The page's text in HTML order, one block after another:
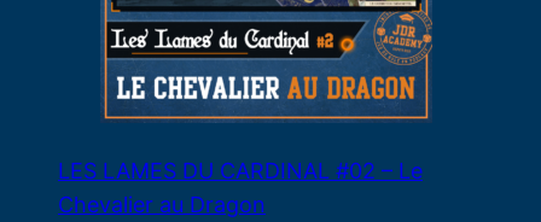
LES LAMES DU CARDINAL #02 – Le
Chevalier au Dragon